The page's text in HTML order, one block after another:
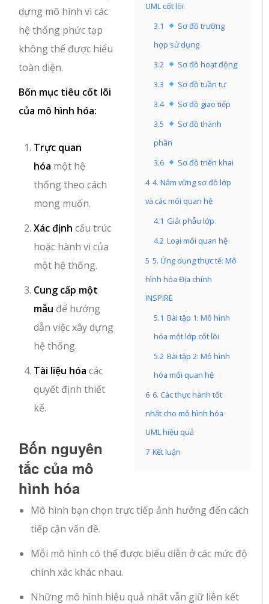
UML cốt lõi
3.1
Sơ đồ trường
hợp sử dụng
3.2
Sơ đồ hoạt động
3.3
Sơ đồ tuần tự
3.4
Sơ đồ giao tiếp
3.5
Sơ đồ thành
phần
3.6
Sơ đồ triển khai
4 4. Nắm vững sơ đồ lớp
và các mối quan hệ
4.1 Giải phẫu lớp
4.2 Loại mối quan hệ
5 5. Ứng dụng thực tế: Mô
hình hóa Địa chính
INSPIRE
5.1 Bài tập 1: Mô hình
hóa một lớp cốt lõi
5.2 Bài tập 2: Mô hình
hóa mối quan hệ
6 6. Các thực hành tốt
nhất cho mô hình hóa
UML hiệu quả
7 Kết luận
dựng mô hình vì các
hệ thống phức tạp
không thể được hiểu
toàn diện.
Bốn mục tiêu cốt lõi
của mô hình hóa:
Trực quan
hóa một hệ
thống theo cách
mong muốn.
Xác định cấu trúc
hoặc hành vi của
một hệ thống.
Cung cấp một
mẫu để hướng
dẫn việc xây dựng
hệ thống.
Tài liệu hóa các
quyết định thiết
kế.
Bốn nguyên
tắc của mô
hình hóa
Mô hình bạn chọn trực tiếp ảnh hưởng đến cách
tiếp cận vấn đề.
Mỗi mô hình có thể được biểu diễn ở các mức độ
chính xác khác nhau.
Những mô hình hiệu quả nhất vẫn giữ liên kết